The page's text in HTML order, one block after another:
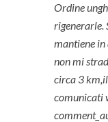
Ordine
rigenerarle.
mantiene in
non mi
circa 3
comunicati